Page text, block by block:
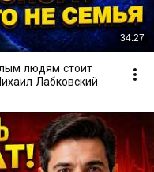
34:27
людям стоит
Лабковский